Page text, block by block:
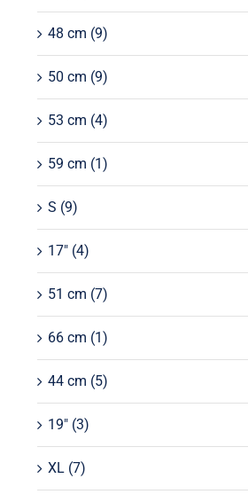
48 cm (9)
50 cm (9)
53 cm (4)
59 cm (1)
S (9)
17" (4)
51 cm (7)
66 cm (1)
44 cm (5)
19" (3)
XL (7)